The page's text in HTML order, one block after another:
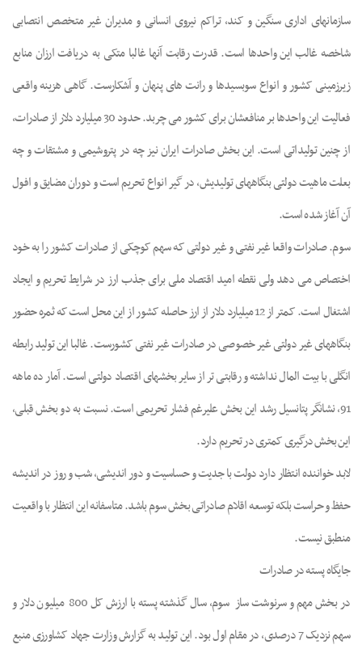
سازمانهای اداری سنگین و کند، تراکم نیروی انسانی و مدیران غیر متخصص انتصابی
شاخصه غالب این واحدها است. قدرت رقابت آنها غالبا متکی به دریافت ارزان منابع
زیرزمینی کشور و انواع سوبسیدها و رانت های پنهان و آشکارست. گاهی هزینه واقعی
فعالیت این واحدها بر منافعشان برای کشور می چربد. حدود 30 میلیارد دلار از صادرات،
از چنین تولیداتی است. این بخش صادرات ایران نیز چه در پتروشیمی و مشتقات و چه
بعلت ماهیت دولتی بنگاههای تولیدیش، در گیر انواع تحریم است و دوران مضایق و افول
آن آغاز شده است.
سوم. صادرات واقعا غیر نفتی و غیر دولتی که سهم کوچکی از صادرات کشور را به خود
اختصاص می دهد ولی نقطه امید اقتصاد ملی برای جذب ارز در شرایط تحریم و ایجاد
اشتغال است. کمتر از 12 میلیارد دلار از ارز حاصله کشور از این محل است که ثمره حضور
بنگاههای غیر دولتی غیر خصوصی در صادرات غیر نفتی کشورست. غالبا این تولید رابطه
انگلی با بیت المال نداشته و رقابتی تر از سایر بخشهای اقتصاد دولتی است. آمار ده ماهه
91، نشانگر پتانسیل رشد این بخش علیرغم فشار تحریمی است. نسبت به دو بخش قبلی،
این بخش درگیری کمتری در تحریم دارد.
لابد خواننده انتظار دارد دولت با جدیت و حساسیت ودور اندیشی، شب و روز در اندیشه
حفظ و حراست بلکه توسعه اقلام صادراتی بخش سوم باشد. متاسفانه این انتظار با واقعیت
منطبق نیست.
جایگاه پسته در صادرات
در بخش مهم و سرنوشت ساز سوم، سال گذشته پسته با ارزش کل 800
میلیون دلار و
سهم نزدیک 7 درصدی، در مقام اول بود. این تولید به گزارش وزارت جهاد کشاورزی منبع